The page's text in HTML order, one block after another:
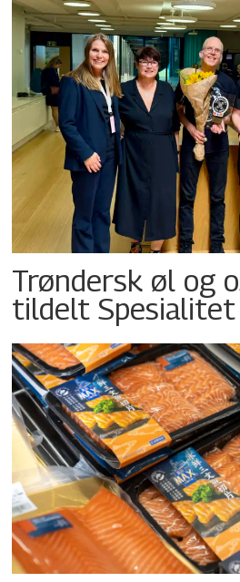
Trøndersk øl og
tildelt Spesialitet